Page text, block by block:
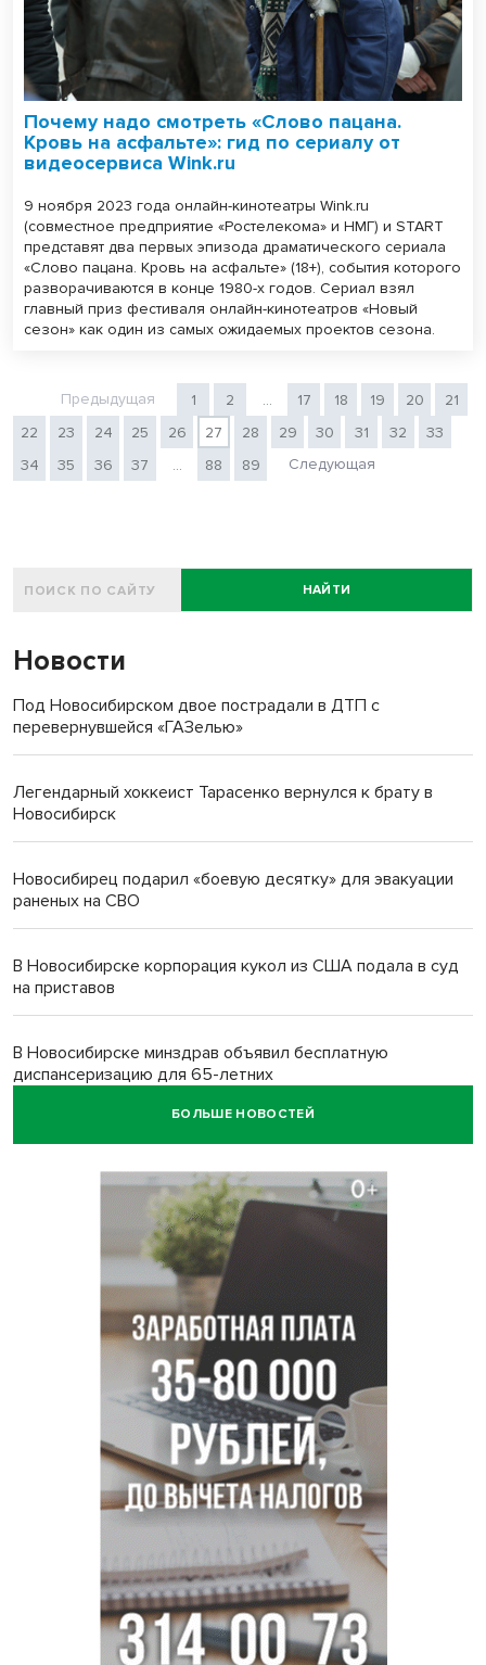
Почему надо смотреть «Слово пацана.
Кровь на асфальте»: гид по сериалу от
видеосервиса Wink.ru
9 ноября 2023 года онлайн-кинотеатры Wink.ru
(совместное предприятие «Ростелекома» и НМГ) и START
представят два первых эпизода драматического сериала
«Слово пацана. Кровь на асфальте» (18+), события которого
разворачиваются в конце 1980-х годов. Сериал взял
главный приз фестиваля онлайн-кинотеатров «Новый
сезон» как один из самых ожидаемых проектов сезона.
Предыдущая 1 2 ... 17 18 19 20
21
22
23 24 25 26 27 28 29 30 31 32
33
34
35 36 37 ... 88 89 Следующая
НАЙТИ
Новости
Под Новосибирском двое пострадали в ДТП с
перевернувшейся «ГАЗелью»
Легендарный хоккеист Тарасенко вернулся к брату в
Новосибирск
Новосибирец подарил «боевую десятку» для эвакуации
раненых на СВО
В Новосибирске корпорация кукол из США подала в суд
на приставов
В Новосибирске минздрав объявил бесплатную
диспансеризацию для 65-летних
БОЛЬШЕ НОВОСТЕЙ